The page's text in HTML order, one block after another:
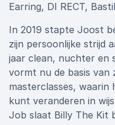
Earring, DI RECT,
In 2019 stapte Joost
zijn persoonlijke strijd
jaar clean, nuchter en
vormt nu de basis van
masterclasses, waarin
kunt veranderen in
Job slaat Billy The Kit